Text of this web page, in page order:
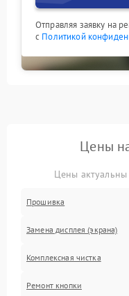
Отправляя заявку на
с Политикой
Цены
Цены
Прошивка
Замена дисплея (экрана)
Комплексная чистка
Ремонт кнопки